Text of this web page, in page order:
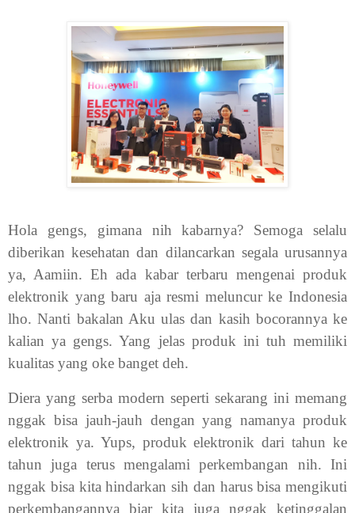
Hola gengs, gimana nih kabarnya? Semoga selalu
diberikan kesehatan dan dilancarkan segala urusannya
ya, Aamiin. Eh ada kabar terbaru mengenai produk
elektronik yang baru aja resmi meluncur ke Indonesia
lho. Nanti bakalan Aku ulas dan kasih bocorannya ke
kalian ya gengs. Yang jelas produk ini tuh memiliki
kualitas yang oke banget deh.
Diera yang serba modern seperti sekarang ini memang
nggak bisa jauh-jauh dengan yang namanya produk
elektronik ya. Yups, produk elektronik dari tahun ke
tahun juga terus mengalami perkembangan nih. Ini
nggak bisa kita hindarkan sih dan harus bisa mengikuti
perkembangannya biar kita juga nggak ketinggalan